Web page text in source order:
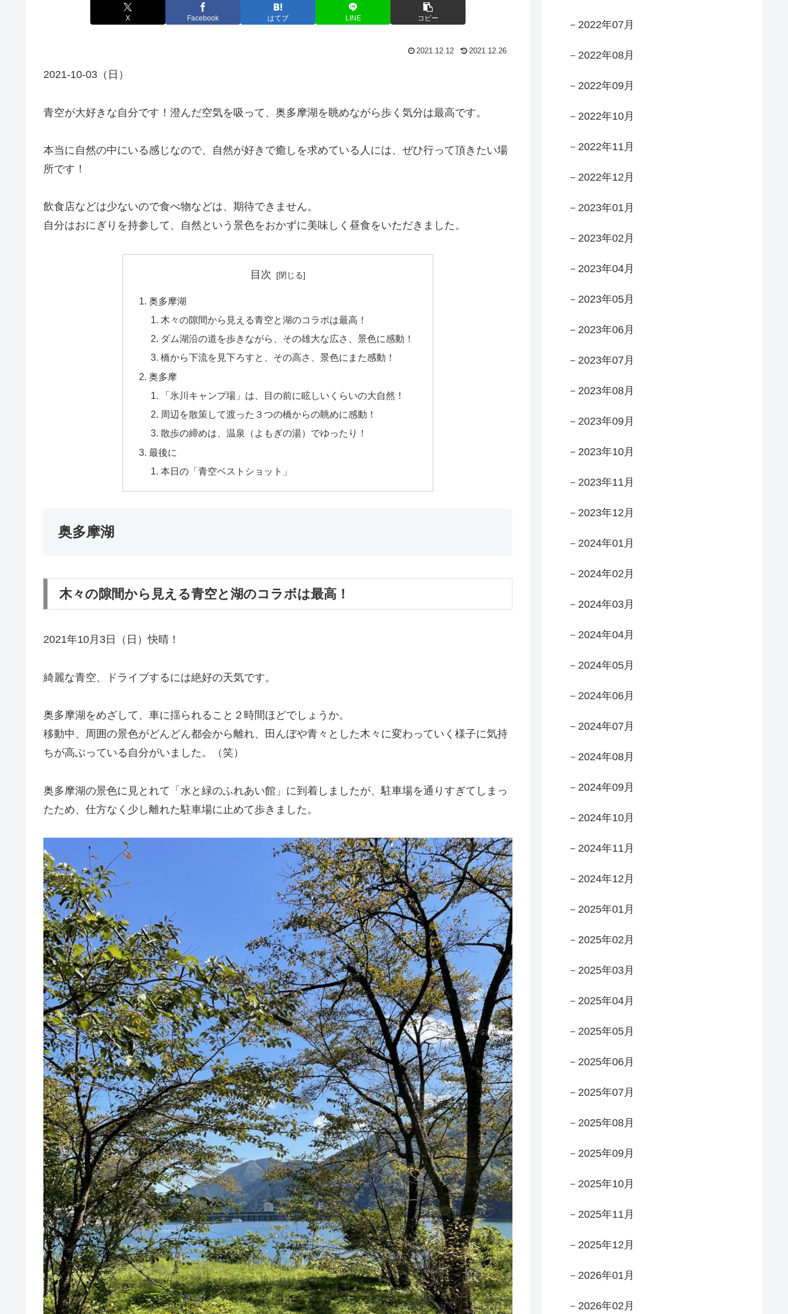
X Facebook はてブ LINE コピー
2021.12.12 2021.12.26
2021-10-03（日）
青空が大好きな自分です！澄んだ空気を吸って、奥多摩湖を眺めながら歩く気分は最高です。
本当に自然の中にいる感じなので、自然が好きで癒しを求めている人には、ぜひ行って頂きたい場
所です！
飲食店などは少ないので食べ物などは、期待できません。
自分はおにぎりを持参して、自然という景色をおかずに美味しく昼食をいただきました。
目次
奥多摩湖
木々の隙間から見える青空と湖のコラボは最高！
ダム湖沿の道を歩きながら、その雄大な広さ、景色に感動！
橋から下流を見下ろすと、その高さ、景色にまた感動！
奥多摩
「氷川キャンプ場」は、目の前に眩しいくらいの大自然！
周辺を散策して渡った３つの橋からの眺めに感動！
散歩の締めは、温泉（よもぎの湯）でゆったり！
最後に
本日の「青空ベストショット」
奥多摩湖
木々の隙間から見える青空と湖のコラボは最高！
2021年10月3日（日）快晴！
綺麗な青空、ドライブするには絶好の天気です。
奥多摩湖をめざして、車に揺られること２時間ほどでしょうか。
移動中、周囲の景色がどんどん都会から離れ、田んぼや青々とした木々に変わっていく様子に気持
ちが高ぶっている自分がいました。（笑）
奥多摩湖の景色に見とれて「水と緑のふれあい館」に到着しましたが、駐車場を通りすぎてしまっ
たため、仕方なく少し離れた駐車場に止めて歩きました。
－2022年07月
－2022年08月
－2022年09月
－2022年10月
－2022年11月
－2022年12月
－2023年01月
－2023年02月
－2023年04月
－2023年05月
－2023年06月
－2023年07月
－2023年08月
－2023年09月
－2023年10月
－2023年11月
－2023年12月
－2024年01月
－2024年02月
－2024年03月
－2024年04月
－2024年05月
－2024年06月
－2024年07月
－2024年08月
－2024年09月
－2024年10月
－2024年11月
－2024年12月
－2025年01月
－2025年02月
－2025年03月
－2025年04月
－2025年05月
－2025年06月
－2025年07月
－2025年08月
－2025年09月
－2025年10月
－2025年11月
－2025年12月
－2026年01月
－2026年02月